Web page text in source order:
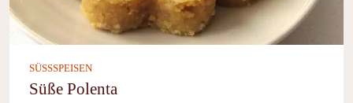
SÜSSSPEISEN
Süße Polenta